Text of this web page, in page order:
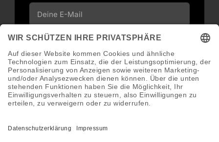
Neuigkeiten und Angebote via E-Mail
erhalten
Abonnieren
Abmeldung jederzeit möglich.